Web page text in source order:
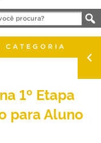
CATEGORIA
1º Etapa
para Aluno